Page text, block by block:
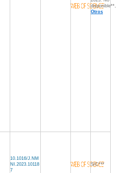
disponible**,
Otros
10.1016/J.NM
NI.2023.10118
7
S/C***